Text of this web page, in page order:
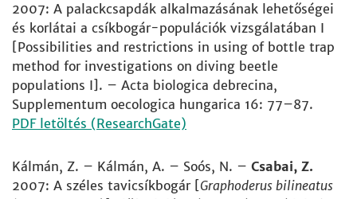
2007: A palackcsapdák alkalmazásának lehetőségei
és korlátai a csíkbogár-populációk vizsgálatában I
[Possibilities and restrictions in using of bottle trap
method for investigations on diving beetle
populations I]. – Acta biologica debrecina,
Supplementum oecologica hungarica 16: 77–87.
PDF letöltés (ResearchGate)
Kálmán, Z. – Kálmán, A. – Soós, N. – Csabai, Z.
2007: A széles tavicsíkbogár [Graphoderus bilineatus